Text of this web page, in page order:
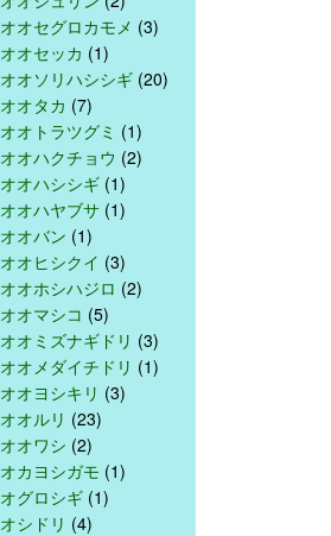
オオセグロカモメ (3)
オオセッカ (1)
オオソリハシシギ (20)
オオタカ (7)
オオトラツグミ (1)
オオハクチョウ (2)
オオハシシギ (1)
オオハヤブサ (1)
オオバン (1)
オオヒシクイ (3)
オオホシハジロ (2)
オオマシコ (5)
オオミズナギドリ (3)
オオメダイチドリ (1)
オオヨシキリ (3)
オオルリ (23)
オオワシ (2)
オカヨシガモ (1)
オグロシギ (1)
オシドリ (4)